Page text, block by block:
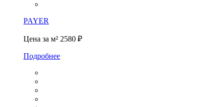
PAYER
Цена за м² 2580 ₽
Подробнее